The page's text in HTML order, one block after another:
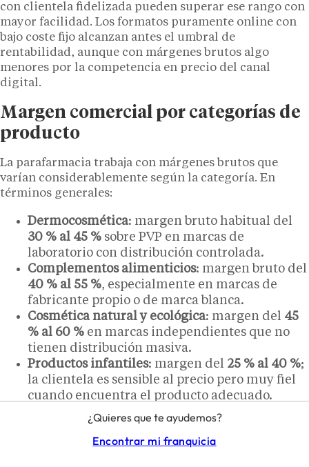
con clientela fidelizada pueden superar ese rango con
mayor facilidad. Los formatos puramente online con
bajo coste fijo alcanzan antes el umbral de
rentabilidad, aunque con márgenes brutos algo
menores por la competencia en precio del canal
digital.
Margen comercial por categorías de
producto
La parafarmacia trabaja con márgenes brutos que
varían considerablemente según la categoría. En
términos generales:
Dermocosmética: margen bruto habitual del
30 % al 45 % sobre PVP en marcas de
laboratorio con distribución controlada.
Complementos alimenticios: margen bruto del
40 % al 55 %, especialmente en marcas de
fabricante propio o de marca blanca.
Cosmética natural y ecológica: margen del 45
% al 60 % en marcas independientes que no
tienen distribución masiva.
Productos infantiles: margen del 25 % al 40 %;
la clientela es sensible al precio pero muy fiel
cuando encuentra el producto adecuado.
Ortopedia ligera
: margen del 40 % al 60 %
producto de alta rotación en zonas con
población mayor o próximas a centros de salud.
¿Quieres que te ayudemos?
Encontrar mi franquicia